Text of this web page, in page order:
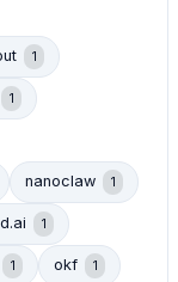
1
1
nanoclaw 1
1
1 okf 1